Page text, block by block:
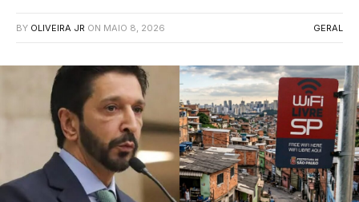
BY OLIVEIRA JR ON MAIO 8, 2026 GERAL